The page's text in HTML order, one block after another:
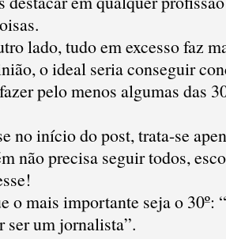
lado, tudo em excesso faz
o ideal seria conseguir
pelo menos algumas das
no início do post, trata-se
não precisa seguir todos,
o mais importante seja o 30º:
ser um jornalista”.